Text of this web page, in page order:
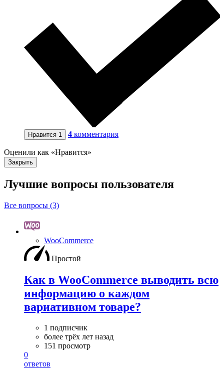
Нравится 1 4 комментария
Оценили как «Нравится»
Закрыть
Лучшие вопросы пользователя
Все вопросы (3)
WooСommerce
Простой
Как в WooCommerce выводить всю
информацию о каждом
вариативном товаре?
1 подписчик
более трёх лет назад
151 просмотр
0
ответов